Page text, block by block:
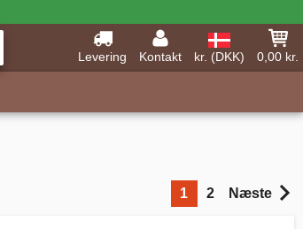
Levering Kontakt kr. (DKK)
0,00 kr.
1 2 Næste